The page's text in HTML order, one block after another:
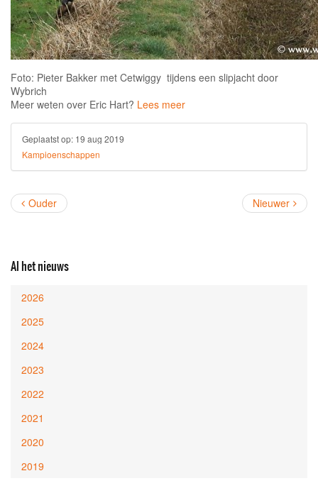
Foto: Pieter Bakker met Cetwiggy tijdens een slipjacht door
Wybrich
Meer weten over Eric Hart? Lees meer
Geplaatst op: 19 aug 2019
Kampioenschappen
Ouder Nieuwer
Al het nieuws
2026
2025
2024
2023
2022
2021
2020
2019